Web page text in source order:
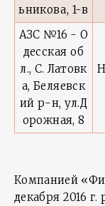
ьникова, 1-в
АЗС №16 - О
десская об
л., С. Латовк
а, Беляевск
ий р-н, ул.Д
орожная, 8
Компанией
декабря 2016